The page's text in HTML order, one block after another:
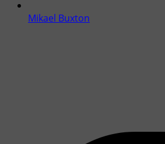
Mikael Buxton